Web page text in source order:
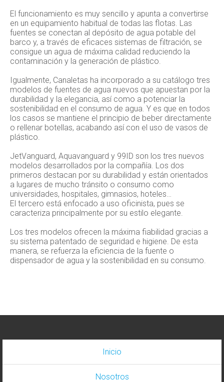
El funcionamiento es muy sencillo y apunta a convertirse
en un equipamiento habitual de todas las flotas. Las
fuentes se conectan al depósito de agua potable del
barco y, a través de eficaces sistemas de filtración, se
consigue un agua de máxima calidad reduciendo la
contaminación y la generación de plástico.
Igualmente, Canaletas ha incorporado a su catálogo tres
modelos de fuentes de agua nuevos que apuestan por la
durabilidad y la elegancia, así como a potenciar la
sostenibilidad en el consumo de agua. Y es que en todos
los casos se mantiene el principio de beber directamente
o rellenar botellas, acabando así con el uso de vasos de
plástico.
JetVanguard, Aquavanguard y 99ID son los tres nuevos
modelos desarrollados por la compañía. Los dos
primeros destacan por su durabilidad y están orientados
a lugares de mucho tránsito o consumo como
universidades, hospitales, gimnasios, hoteles…
El tercero está enfocado a uso oficinista, pues se
caracteriza principalmente por su estilo elegante.
Los tres modelos ofrecen la máxima fiabilidad gracias a
su sistema patentado de seguridad e higiene. De esta
manera, se refuerza la eficiencia de la fuente o
dispensador de agua y la sostenibilidad en su consumo.
Inicio
Nosotros